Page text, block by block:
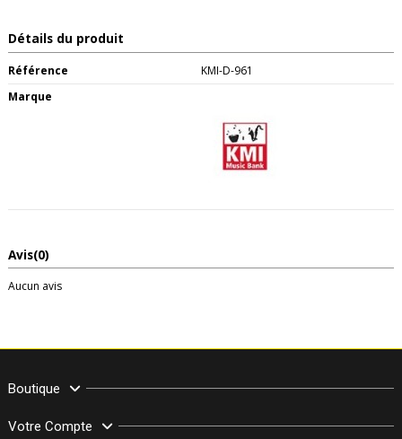
Détails du produit
Référence
KMI-D-961
Marque
Avis(0)
Aucun avis
Boutique
Votre Compte